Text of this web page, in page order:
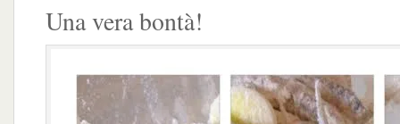
Una vera bontà!